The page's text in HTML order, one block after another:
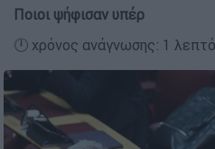
Ποιοι ψήφισαν υπέρ
🕛 χρόνος ανάγνωσης: 1